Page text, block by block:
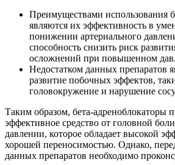
Преимуществами использования
являются их эффективность в
понижении артериального
способность снизить риск
осложнений при повышенном
Недостатком данных препаратов
развитие побочных эффектов,
головокружение и нарушение
Таким образом, бета-адреноблокаторы
эффективное средство от головной
давлении, которое обладает высокой
хорошей переносимостью. Однако,
данных препаратов необходимо